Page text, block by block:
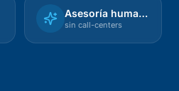
Asesoría humana
sin call-centers